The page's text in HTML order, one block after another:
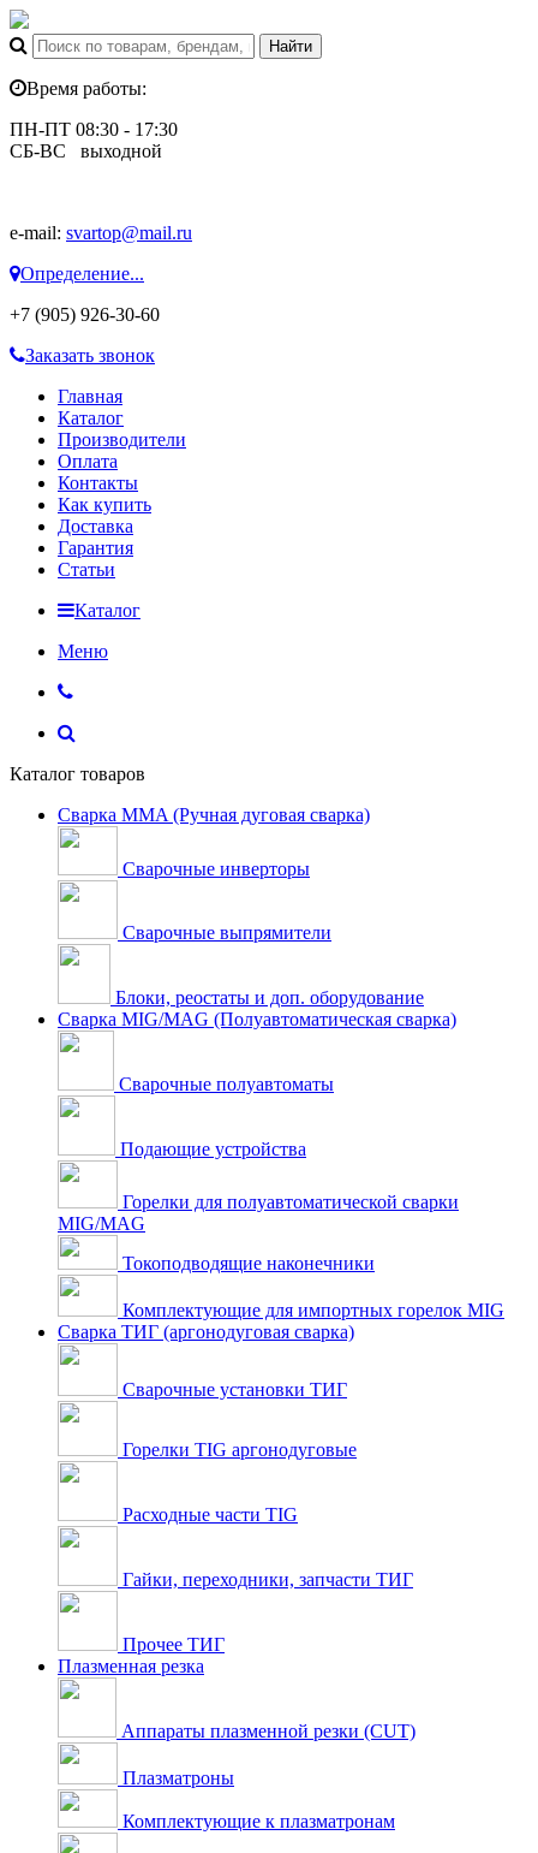
Время работы:
ПН-ПТ 08:30 - 17:30
СБ-ВС выходной
e-mail: svartop@mail.ru
Определение...
+7 (905) 926-30-60
Заказать звонок
Главная
Каталог
Производители
Оплата
Контакты
Как купить
Доставка
Гарантия
Статьи
Каталог
Меню
Каталог товаров
Сварка MMA (Ручная дуговая сварка)
Сварочные инверторы
Сварочные выпрямители
Блоки, реостаты и доп. оборудование
Сварка MIG/MAG (Полуавтоматическая сварка)
Сварочные полуавтоматы
Подающие устройства
Горелки для полуавтоматической сварки
MIG/MAG
Токоподводящие наконечники
Комплектующие для импортных горелок MIG
Сварка ТИГ (аргонодуговая сварка)
Сварочные установки ТИГ
Горелки TIG аргонодуговые
Расходные части TIG
Гайки, переходники, запчасти ТИГ
Прочее ТИГ
Плазменная резка
Аппараты плазменной резки (CUT)
Плазматроны
Комплектующие к плазматронам